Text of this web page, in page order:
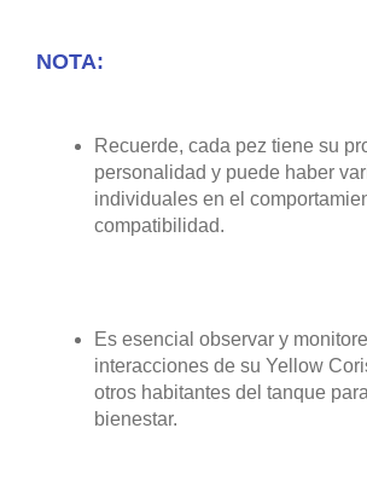
NOTA:
Recuerde, cada pez tiene su
personalidad y puede haber
individuales en el
compatibilidad.
Es esencial observar y
interacciones de su Yellow
otros habitantes del tanque
bienestar.